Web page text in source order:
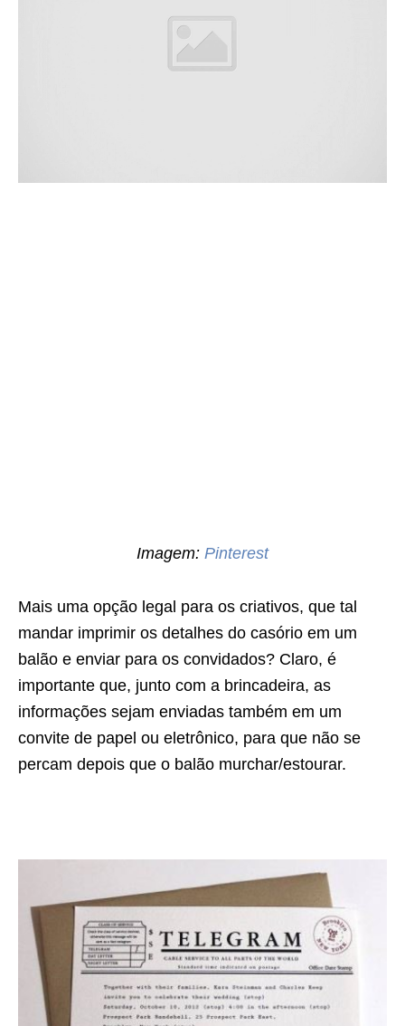
Imagem: Pinterest
Mais uma opção legal para os criativos, que tal
mandar imprimir os detalhes do casório em um
balão e enviar para os convidados? Claro, é
importante que, junto com a brincadeira, as
informações sejam enviadas também em um
convite de papel ou eletrônico, para que não se
percam depois que o balão murchar/estourar.